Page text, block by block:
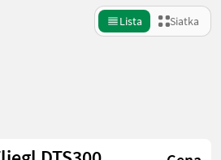
Lista Siatka